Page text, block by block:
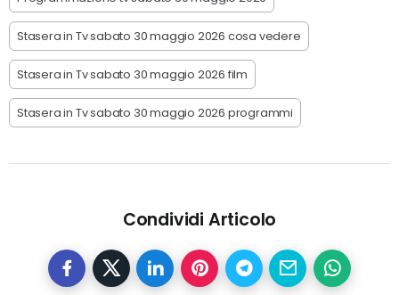
Stasera in Tv sabato 30 maggio 2026 cosa vedere
Stasera in Tv sabato 30 maggio 2026 film
Stasera in Tv sabato 30 maggio 2026 programmi
Condividi Articolo